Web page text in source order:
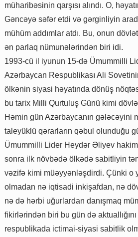
müharibəsinin qarşısı alındı. O,
Gəncəyə səfər etdi və gərginliyin
mühüm addımlar atdı. Bu, onun
ən parlaq nümunələrindən biri idi.
1993-cü il iyunun 15-də Ümummilli
Azərbaycan Respublikası Ali
ölkənin siyasi həyatında dönüş
bu tarix Milli Qurtuluş Günü kimi
Həmin gün Azərbaycanın gələcəyini
taleyüklü qərarların qəbul olunduğu
Ümummilli Lider Heydər Əliyev
sonra ilk növbədə ölkədə sabitliyin
vəzifə kimi müəyyənləşdirdi. Çünki o
olmadan nə iqtisadi inkişafdan, nə
nə də hərbi uğurlardan danışmaq
fikirlərindən biri bu gün də
respublikada ictimai-siyasi sabitlik